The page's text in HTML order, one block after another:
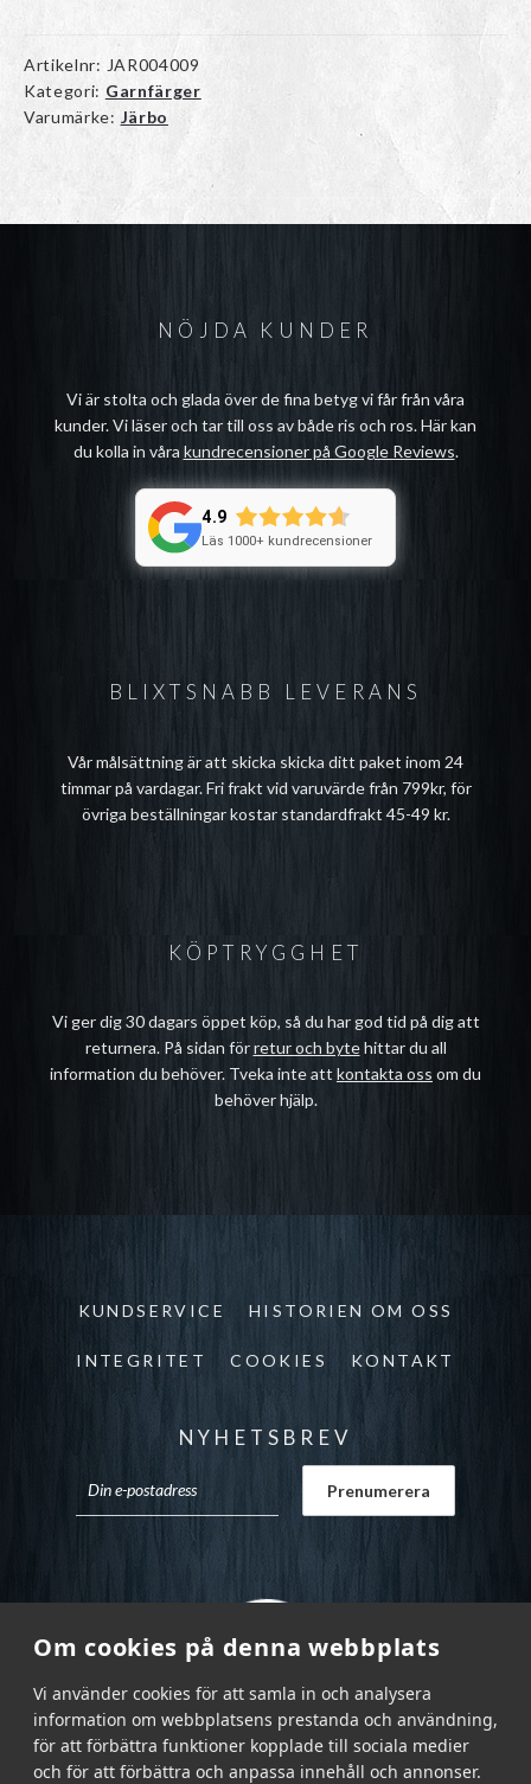
Om cookies på denna webbplats
Vi använder cookies för att samla in och analysera
information om webbplatsens prestanda och användning,
för att förbättra funktioner kopplade till sociala medier
och för att förbättra och anpassa innehåll och annonser.
Artikelnr: JAR004009
Kategori: Garnfärger
Varumärke: Järbo
BLIXTSNABB LEVERANS
Vår målsättning är att skicka skicka ditt paket inom 24
timmar på vardagar. Fri frakt vid varuvärde från 799kr, för
övriga beställningar kostar standardfrakt 45-49 kr.
NÖJDA KUNDER
Vi är stolta och glada över de fina betyg vi får från våra
kunder. Vi läser och tar till oss av både ris och ros. Här kan
du kolla in våra kundrecensioner på Google Reviews.
4.9
Läs 1000+ kundrecensioner
KÖPTRYGGHET
Vi ger dig 30 dagars öppet köp, så du har god tid på dig att
returnera. På sidan förretur och bytehittar du all
information du behöver. Tveka inte att kontakta oss om du
behöver hjälp.
KUNDSERVICE HISTORIEN OM OSS
INTEGRITET COOKIES KONTAKT
NYHETSBREV